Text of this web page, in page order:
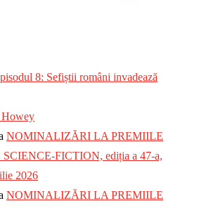
8: Sefiștii români invadează
NOMINALIZĂRI LA PREMIILE
FICTION, ediția a 47-a,
2026
NOMINALIZĂRI LA PREMIILE